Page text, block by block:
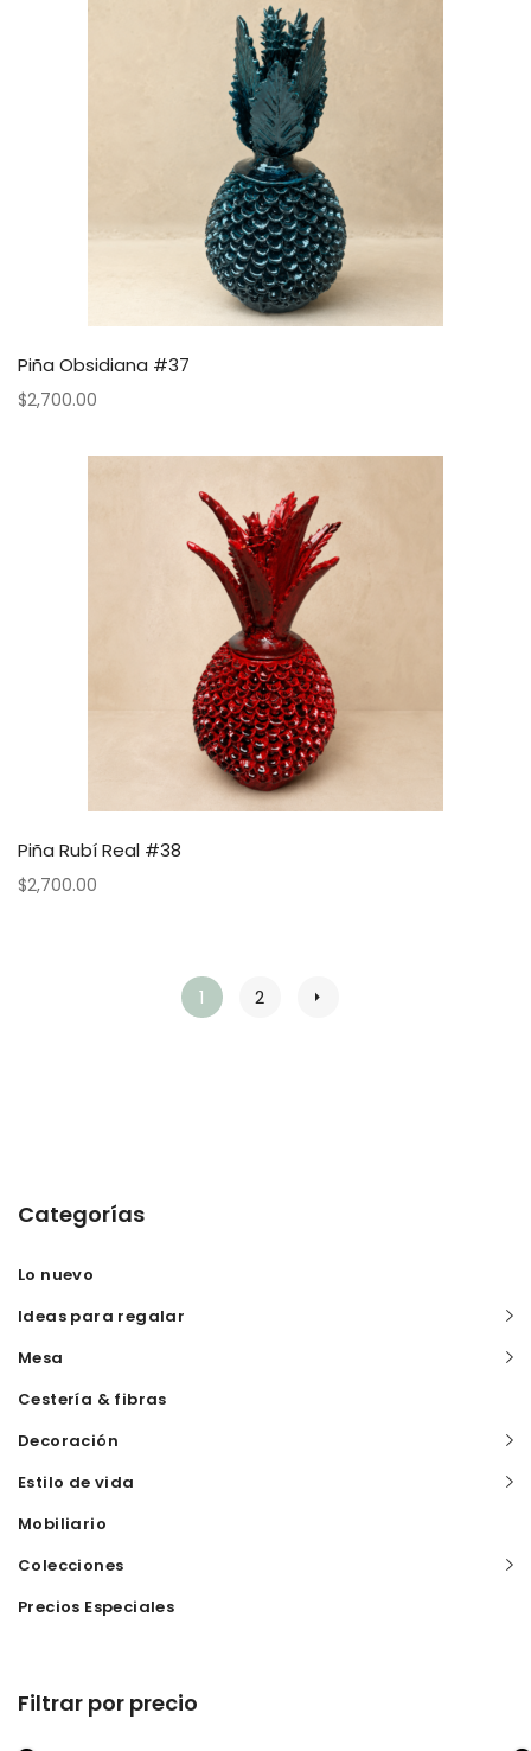
Piña Obsidiana #37
$2,700.00
Piña Rubí Real #38
$2,700.00
1 2
Categorías
Lo nuevo
Ideas para regalar
Mesa
Cestería & fibras
Decoración
Estilo de vida
Mobiliario
Colecciones
Precios Especiales
Filtrar por precio